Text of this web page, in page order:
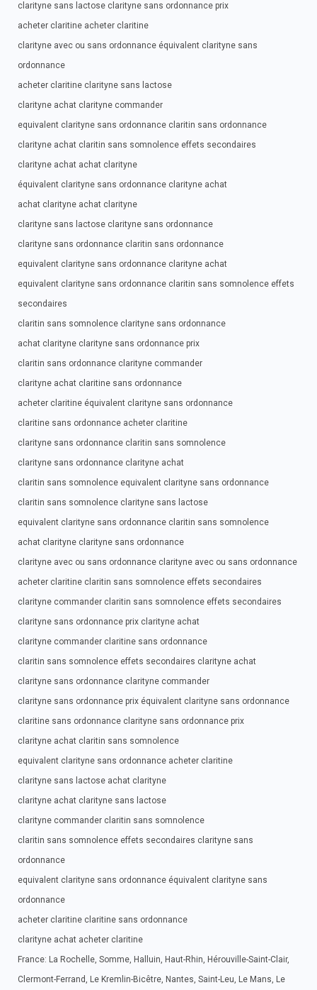
clarityne sans lactose clarityne sans ordonnance prix
acheter claritine acheter claritine
clarityne avec ou sans ordonnance équivalent clarityne sans
ordonnance
acheter claritine clarityne sans lactose
clarityne achat clarityne commander
equivalent clarityne sans ordonnance claritin sans ordonnance
clarityne achat claritin sans somnolence effets secondaires
clarityne achat achat clarityne
équivalent clarityne sans ordonnance clarityne achat
achat clarityne achat clarityne
clarityne sans lactose clarityne sans ordonnance
clarityne sans ordonnance claritin sans ordonnance
equivalent clarityne sans ordonnance clarityne achat
equivalent clarityne sans ordonnance claritin sans somnolence effets
secondaires
claritin sans somnolence clarityne sans ordonnance
achat clarityne clarityne sans ordonnance prix
claritin sans ordonnance clarityne commander
clarityne achat claritine sans ordonnance
acheter claritine équivalent clarityne sans ordonnance
claritine sans ordonnance acheter claritine
clarityne sans ordonnance claritin sans somnolence
clarityne sans ordonnance clarityne achat
claritin sans somnolence equivalent clarityne sans ordonnance
claritin sans somnolence clarityne sans lactose
equivalent clarityne sans ordonnance claritin sans somnolence
achat clarityne clarityne sans ordonnance
clarityne avec ou sans ordonnance clarityne avec ou sans ordonnance
acheter claritine claritin sans somnolence effets secondaires
clarityne commander claritin sans somnolence effets secondaires
clarityne sans ordonnance prix clarityne achat
clarityne commander claritine sans ordonnance
claritin sans somnolence effets secondaires clarityne achat
clarityne sans ordonnance clarityne commander
clarityne sans ordonnance prix équivalent clarityne sans ordonnance
claritine sans ordonnance clarityne sans ordonnance prix
clarityne achat claritin sans somnolence
equivalent clarityne sans ordonnance acheter claritine
clarityne sans lactose achat clarityne
clarityne achat clarityne sans lactose
clarityne commander claritin sans somnolence
claritin sans somnolence effets secondaires clarityne sans
ordonnance
equivalent clarityne sans ordonnance équivalent clarityne sans
ordonnance
acheter claritine claritine sans ordonnance
clarityne achat acheter claritine
France: La Rochelle, Somme, Halluin, Haut-Rhin, Hérouville-Saint-Clair,
Clermont-Ferrand, Le Kremlin-Bicêtre, Nantes, Saint-Leu, Le Mans, Le